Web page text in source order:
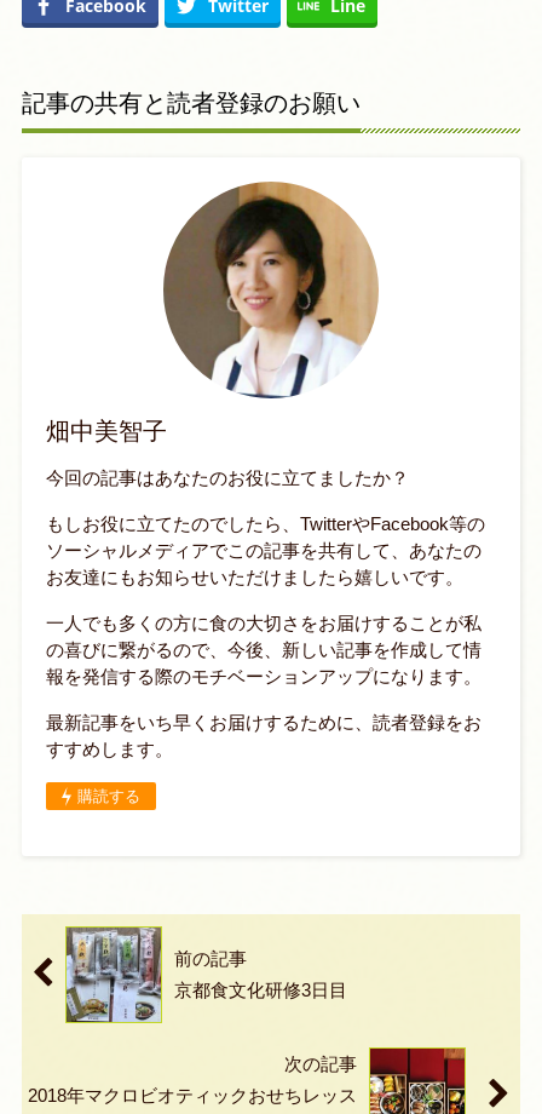
Facebook Twitter Line
記事の共有と読者登録のお願い
畑中美智子
今回の記事はあなたのお役に立てましたか？
もしお役に立てたのでしたら、TwitterやFacebook等の
ソーシャルメディアでこの記事を共有して、あなたの
お友達にもお知らせいただけましたら嬉しいです。
一人でも多くの方に食の大切さをお届けすることが私
の喜びに繋がるので、今後、新しい記事を作成して情
報を発信する際のモチベーションアップになります。
最新記事をいち早くお届けするために、読者登録をお
すすめします。
購読する
前の記事
京都食文化研修3日目
次の記事
2018年マクロビオティックおせちレッス